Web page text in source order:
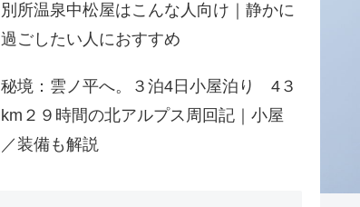
別所温泉中松屋はこんな人向け｜静かに
過ごしたい人におすすめ
秘境：雲ノ平へ。３泊4日小屋泊り 4３
km２９時間の北アルプス周回記｜小屋
／装備も解説